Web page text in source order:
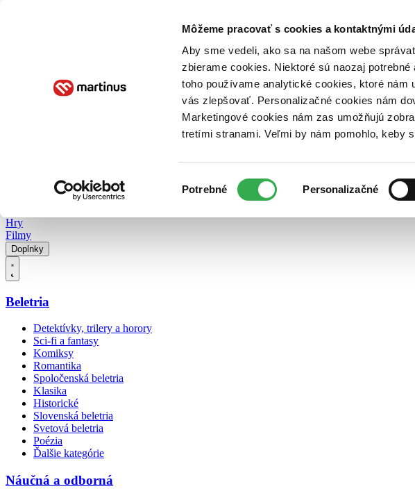
Môžeme pracovať s cookies a kontaktnými
Aby sme vedeli, ako sa na našom webe
zbierame cookies. Niektoré sú naozaj
toho používame analytické cookies, ktoré
vás zlepšovať. Personalizačné cookies nám
Marketingové cookies nám zas umožňujú
tretími stranami. Veľmi by nám pomohlo, keby
súhlasu
Potrebné Personalizačné
Poukážky Kontakt
Hry
Filmy
Doplnky
Beletria
Detektívky, trilery a horory
Sci-fi a fantasy
Komiksy
Romantika
Spoločenská beletria
Klasika
Historické
Slovenská beletria
Svetová beletria
Poézia
Ďalšie kategórie
Náučná a odborná